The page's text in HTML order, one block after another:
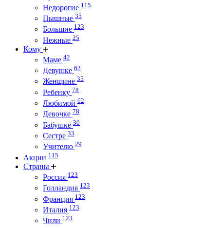
Недорогие 115
Пышные 35
Большие 123
Нежные 25
Кому
Маме 42
Девушке 62
Женщине 35
Ребенку 78
Любимой 62
Девочке 78
Бабушке 30
Сестре 33
Учителю 29
Акции 115
Страны
Россия 123
Голландия 123
Франция 123
Италия 123
Чили 123